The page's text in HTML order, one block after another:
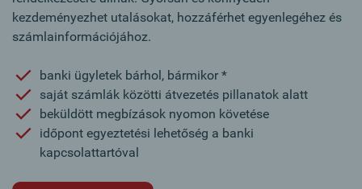
kezdeményezhet utalásokat, hozzáférhet egyenlegéhez és
számlainformációjához.
banki ügyletek bárhol, bármikor *
saját számlák közötti átvezetés pillanatok alatt
beküldött megbízások nyomon követése
időpont egyeztetési lehetőség a banki
kapcsolattartóval